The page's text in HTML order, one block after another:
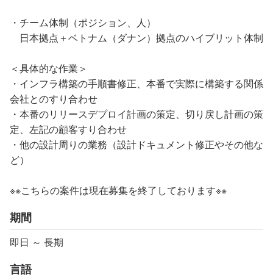
・チーム体制（ポジション、人）
日本拠点＋ベトナム（ダナン）拠点のハイブリット体制
＜具体的な作業＞
・インフラ構築の手順書修正、本番で実際に構築する関係
会社とのすり合わせ
・本番のリリースデプロイ計画の策定、切り戻し計画の策
定、左記の顧客すり合わせ
・他の設計周りの業務（設計ドキュメント修正やその他な
ど）
※※こちらの案件は現在募集を終了しております※※​
期間
即日 ～ 長期
言語